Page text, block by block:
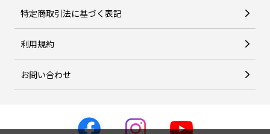
特定商取引法に基づく表記
利用規約
お問い合わせ